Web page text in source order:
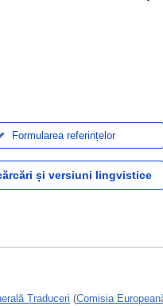
Formularea referințelor
și versiuni lingvistice
Traduceri (Comisia